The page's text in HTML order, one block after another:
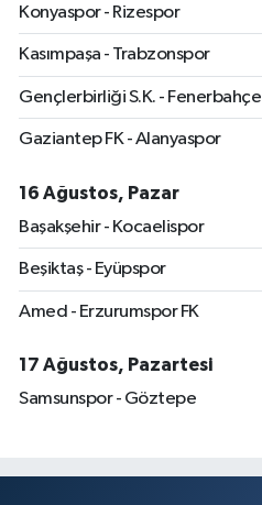
Konyaspor - Rizespor
Kasımpaşa - Trabzonspor
Gençlerbirliği S.K. - Fenerbahçe
Gaziantep FK - Alanyaspor
16 Ağustos, Pazar
Başakşehir - Kocaelispor
Beşiktaş - Eyüpspor
Amed - Erzurumspor FK
17 Ağustos, Pazartesi
Samsunspor - Göztepe